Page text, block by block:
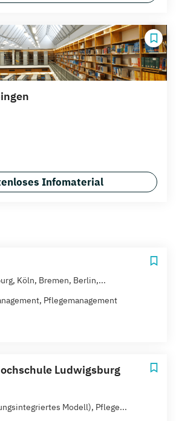
Infomaterial
Köln, Bremen, Berlin,...
Pflegemanagement
Ludwigsburg
Modell), Pflege...